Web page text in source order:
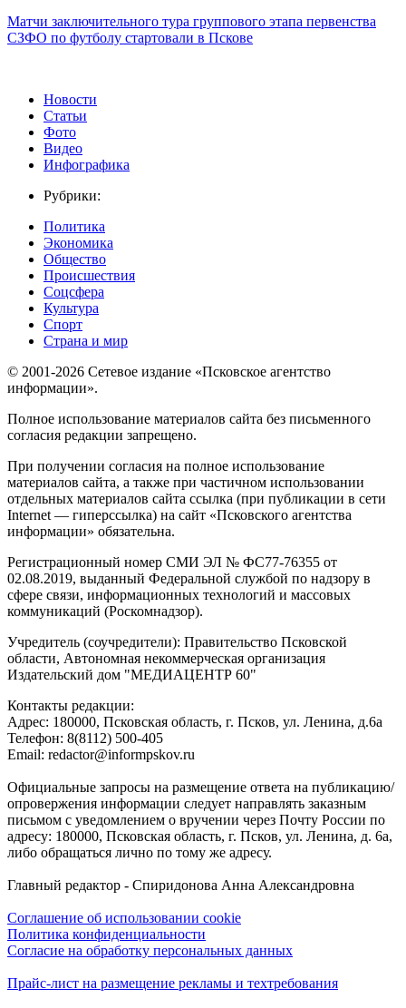
Матчи заключительного тура группового этапа первенства
СЗФО по футболу стартовали в Пскове
Новости
Статьи
Фото
Видео
Инфографика
Рубрики:
Политика
Экономика
Общество
Происшествия
Соцсфера
Культура
Спорт
Страна и мир
© 2001-2026 Сетевое издание «Псковское агентство
информации».
Полное использование материалов сайта без письменного
согласия редакции запрещено.
При получении согласия на полное использование
материалов сайта, а также при частичном использовании
отдельных материалов сайта ссылка (при публикации в сети
Internet — гиперссылка) на сайт «Псковского агентства
информации» обязательна.
Регистрационный номер СМИ ЭЛ № ФС77-76355 от
02.08.2019, выданный Федеральной службой по надзору в
сфере связи, информационных технологий и массовых
коммуникаций (Роскомнадзор).
Учредитель (соучредители): Правительство Псковской
области, Автономная некоммерческая организация
Издательский дом "МЕДИАЦЕНТР 60"
Контакты редакции:
Адреc: 180000, Псковская область, г. Псков, ул. Ленина, д.6а
Телефон: 8(8112) 500-405
Email: redactor@informpskov.ru
Официальные запросы на размещение ответа на публикацию/
опровержения информации следует направлять заказным
письмом с уведомлением о вручении через Почту России по
адресу: 180000, Псковская область, г. Псков, ул. Ленина, д. 6а,
либо обращаться лично по тому же адресу.
Главный редактор - Спиридонова Анна Александровна
Соглашение об использовании cookie
Политика конфиденциальности
Согласие на обработку персональных данных
Прайс-лист на размещение рекламы и техтребования